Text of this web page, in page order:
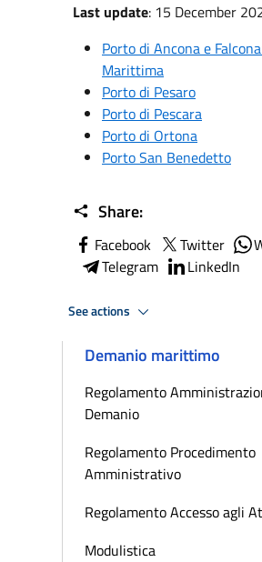
Last update: 15 December
Porto di Ancona e
Marittima
Porto di Pesaro
Porto di Pescara
Porto di Ortona
Porto San Benedetto
Share:
Facebook Twitter
Telegram
LinkedIn
See actions
Demanio marittimo
Regolamento
Demanio
Regolamento Procedimento
Amministrativo
Regolamento Accesso agli
Modulistica